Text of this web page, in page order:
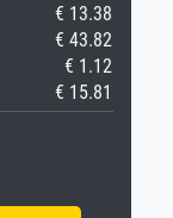
€ 13.38
€ 43.82
€ 1.12
€ 15.81